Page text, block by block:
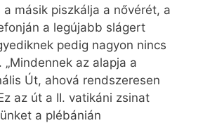
másik piszkálja a nővérét, a
a legújabb slágert
pedig nagyon nincs
az alapja a
Út, ahová rendszeresen
az út a II. vatikáni zsinat
a plébánián